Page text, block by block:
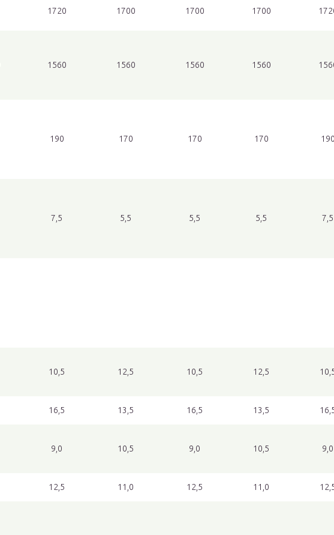
1720 1700 1700 1700
1560 1560 1560 1560
190 170 170 170
7,5 5,5 5,5 5,5 7,5
10,5 12,5 10,5 12,5
16,5 13,5 16,5 13,5
9,0 10,5 9,0 10,5 9,0
12,5 11,0 12,5 11,0